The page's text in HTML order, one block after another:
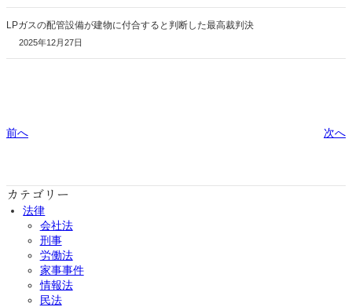
LPガスの配管設備が建物に付合すると判断した最高裁判決
2025年12月27日
前へ 次へ
カテゴリー
法律
会社法
刑事
労働法
家事事件
情報法
民法